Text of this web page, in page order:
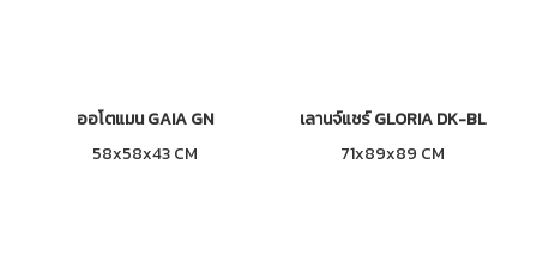
ออโตแมน GAIA GN
58x58x43 CM
เลานจ์แชร์ GLORIA DK-BL
71x89x89 CM